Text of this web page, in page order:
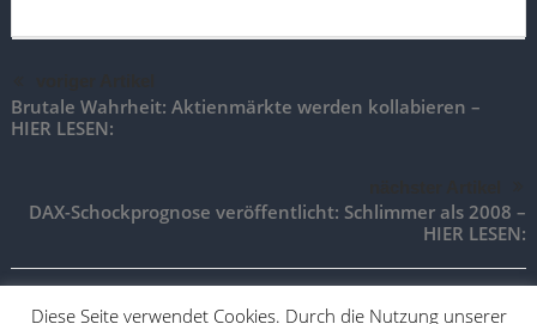
Brutale Wahrheit: Aktienmärkte werden kollabieren –
HIER LESEN:
DAX-Schockprognose veröffentlicht: Schlimmer als 2008 –
HIER LESEN:
Diese Seite verwendet Cookies. Durch die Nutzung unserer